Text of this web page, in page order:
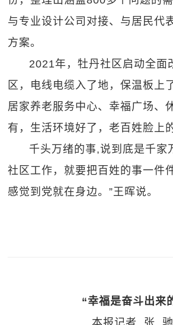
与专业设计公司对接、与居民代
方案。
2021年，牡丹社区启动全面
区，电线电缆入了地，保温板上
居家养老服务中心、幸福广场、
有，生活环境好了，老百姓脸上
千头万绪的事,说到底是千家
社区工作，就要把百姓的事一件
感觉到党就在身边。”王晖说。
“幸福是奋斗出来
本报记者 张 驰